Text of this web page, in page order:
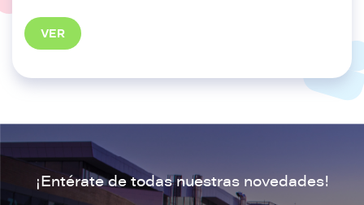
VER
¡Entérate de todas nuestras novedades!